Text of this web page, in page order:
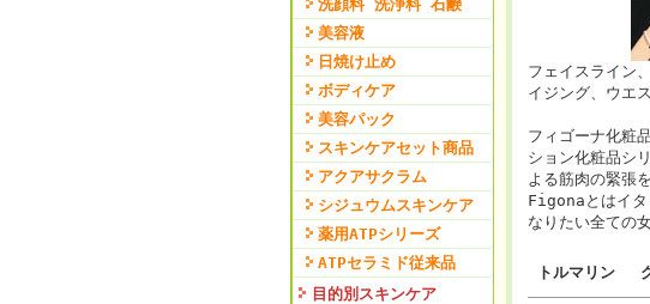
洗顔料 洗浄料 石鹸
美容液
日焼け止め
ボディケア
美容パック
スキンケアセット商品
アクアサクラム
シジュウムスキンケア
薬用ATPシリーズ
ATPセラミド従来品
目的別スキンケア
フェイスライン
イジング、ウエ
フィゴーナ化粧
ション化粧品シ
よる筋肉の緊張
Figonaとはイタ
なりたい全ての
トルマリン